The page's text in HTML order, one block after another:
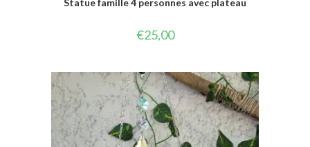
Statue famille 4 personnes avec plateau
€25,00